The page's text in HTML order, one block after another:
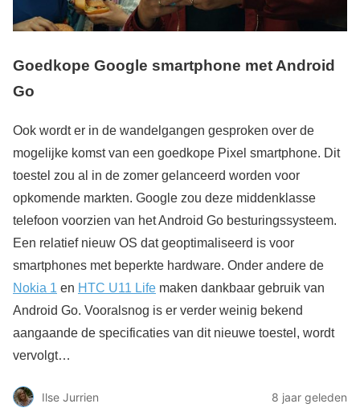
Goedkope Google smartphone met Android
Go
Ook wordt er in de wandelgangen gesproken over de
mogelijke komst van een goedkope Pixel smartphone. Dit
toestel zou al in de zomer gelanceerd worden voor
opkomende markten. Google zou deze middenklasse
telefoon voorzien van het Android Go besturingssysteem.
Een relatief nieuw OS dat geoptimaliseerd is voor
smartphones met beperkte hardware. Onder andere de
Nokia 1 en HTC U11 Life maken dankbaar gebruik van
Android Go. Vooralsnog is er verder weinig bekend
aangaande de specificaties van dit nieuwe toestel, wordt
vervolgt…
Ilse Jurrien
8 jaar geleden